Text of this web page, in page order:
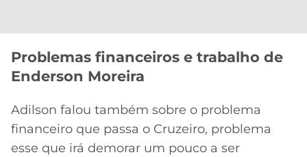
Problemas financeiros e trabalho de
Enderson Moreira
Adilson falou também sobre o problema
financeiro que passa o Cruzeiro, problema
esse que irá demorar um pouco a ser